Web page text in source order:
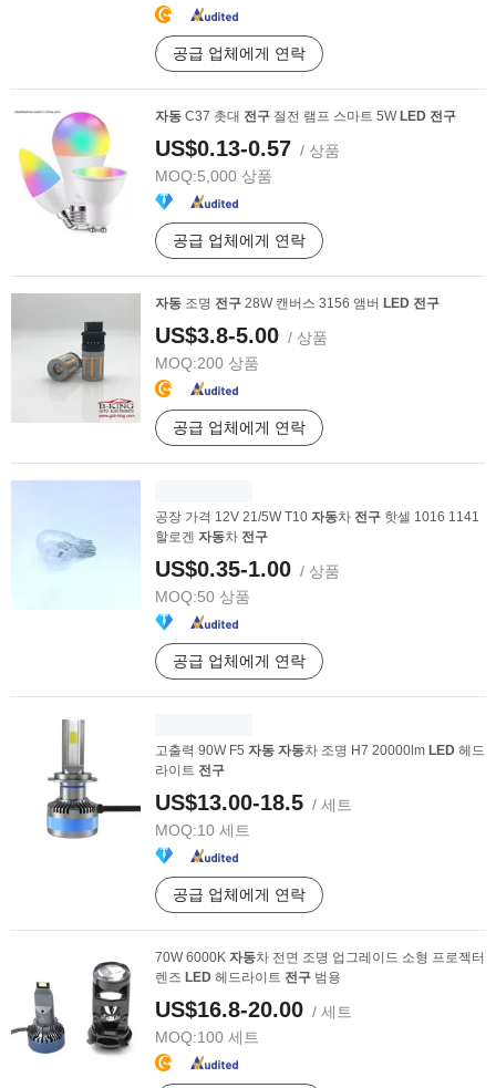
공급 업체에게 연락
자동 C37 촛대 전구 절전 램프 스마트 5W LED 전구
US$0.13-0.57 / 상품
MOQ:5,000 상품
공급 업체에게 연락
자동 조명 전구 28W 캔버스 3156 앰버 LED 전구
US$3.8-5.00 / 상품
MOQ:200 상품
공급 업체에게 연락
공장 가격 12V 21/5W T10 자동차 전구 핫셀 1016 1141
할로겐 자동차 전구
US$0.35-1.00 / 상품
MOQ:50 상품
공급 업체에게 연락
고출력 90W F5 자동 자동차 조명 H7 20000lm LED 헤드
라이트 전구
US$13.00-18.5 / 세트
MOQ:10 세트
공급 업체에게 연락
70W 6000K 자동차 전면 조명 업그레이드 소형 프로젝터
렌즈 LED 헤드라이트 전구 범용
US$16.8-20.00 / 세트
MOQ:100 세트